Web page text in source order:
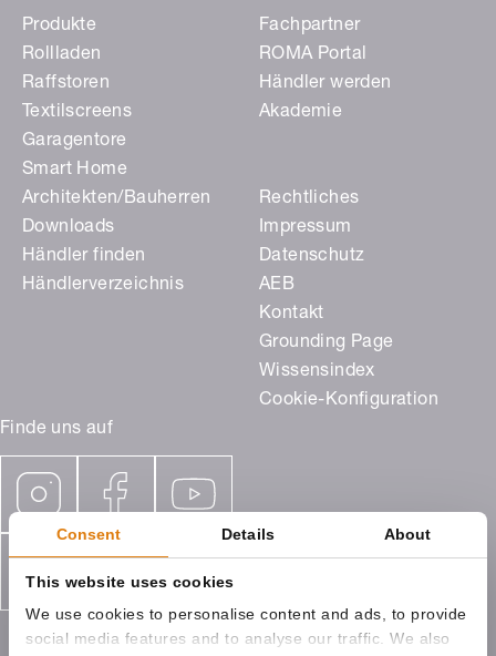
Consent Details About
This website uses cookies
We use cookies to personalise content and ads, to provide
social media features and to analyse our traffic. We also
Finde uns auf
Produkte
Rollladen
Raffstoren
Textilscreens
Garagentore
Smart Home
Fachpartner
ROMA Portal
Händler werden
Akademie
Architekten/Bauherren
Downloads
Händler finden
Händlerverzeichnis
Rechtliches
Impressum
Datenschutz
AEB
Kontakt
Grounding Page
Wissensindex
Cookie-Konfiguration